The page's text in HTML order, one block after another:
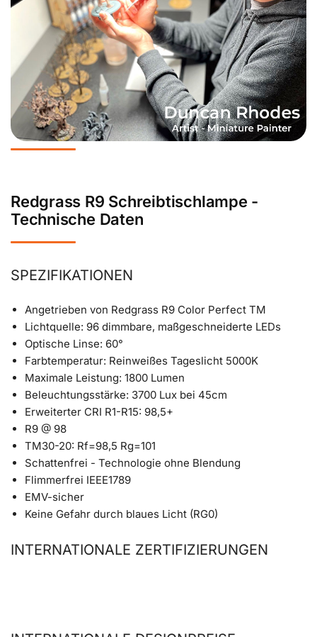
Redgrass R9 Schreibtischlampe -
Technische Daten
SPEZIFIKATIONEN
Angetrieben von Redgrass R9 Color Perfect TM
Lichtquelle: 96 dimmbare, maßgeschneiderte LEDs
Optische Linse: 60°
Farbtemperatur: Reinweißes Tageslicht 5000K
Maximale Leistung: 1800 Lumen
Beleuchtungsstärke: 3700 Lux bei 45cm
Erweiterter CRI R1-R15: 98,5+
R9 @ 98
TM30-20: Rf=98,5 Rg=101
Schattenfrei - Technologie ohne Blendung
Flimmerfrei IEEE1789
EMV-sicher
Keine Gefahr durch blaues Licht (RG0)
INTERNATIONALE ZERTIFIZIERUNGEN